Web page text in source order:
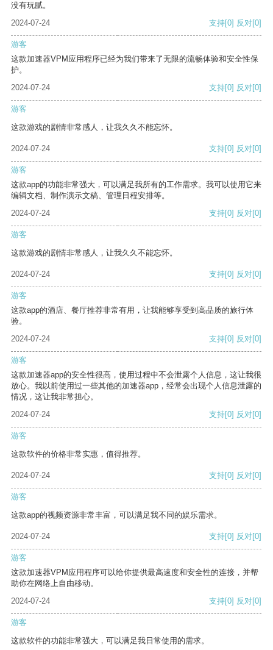
没有玩腻。
2024-07-24
支持[0] 反对[0]
游客
这款加速器VPM应用程序已经为我们带来了无限的流畅体验和安全性保
护。
2024-07-24
支持[0] 反对[0]
游客
这款游戏的剧情非常感人，让我久久不能忘怀。
2024-07-24 支持[0] 反对[0]
游客
这款app的功能非常强大，可以满足我所有的工作需求。我可以使用它来
编辑文档、制作演示文稿、管理日程安排等。
2024-07-24
支持[0] 反对[0]
游客
这款游戏的剧情非常感人，让我久久不能忘怀。
2024-07-24 支持[0] 反对[0]
游客
这款app的酒店、餐厅推荐非常有用，让我能够享受到高品质的旅行体
验。
2024-07-24
支持[0] 反对[0]
游客
这款加速器app的安全性很高，使用过程中不会泄露个人信息，这让我很
放心。我以前使用过一些其他的加速器app，经常会出现个人信息泄露的
情况，这让我非常担心。
2024-07-24
支持[0] 反对[0]
游客
这款软件的价格非常实惠，值得推荐。
2024-07-24 支持[0] 反对[0]
游客
这款app的视频资源非常丰富，可以满足我不同的娱乐需求。
2024-07-24 支持[0] 反对[0]
游客
这款加速器VPM应用程序可以给你提供最高速度和安全性的连接，并帮
助你在网络上自由移动。
2024-07-24
支持[0] 反对[0]
游客
这款软件的功能非常强大，可以满足我日常使用的需求。